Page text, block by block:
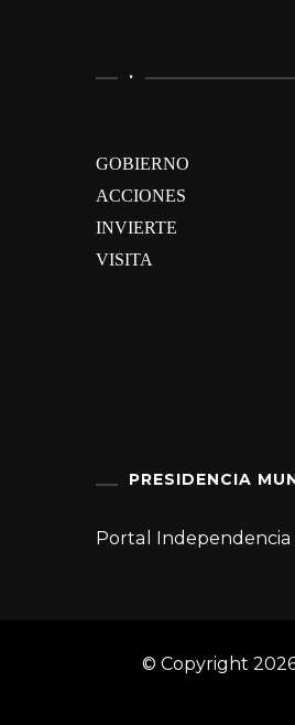
.
GOBIERNO
ACCIONES
INVIERTE
VISITA
PRESIDENCIA
Portal Independencia
© Copyright